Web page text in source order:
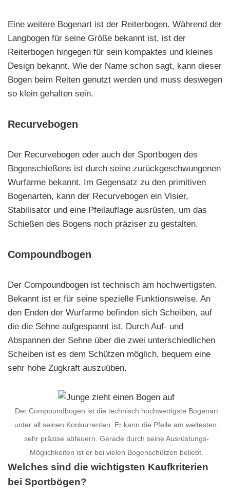
Eine weitere Bogenart ist der Reiterbogen. Während der
Langbogen für seine Größe bekannt ist, ist der
Reiterbogen hingegen für sein kompaktes und kleines
Design bekannt. Wie der Name schon sagt, kann dieser
Bogen beim Reiten genutzt werden und muss deswegen
so klein gehalten sein.
Recurvebogen
Der Recurvebogen oder auch der Sportbogen des
Bogenschießens ist durch seine zurückgeschwungenen
Wurfarme bekannt. Im Gegensatz zu den primitiven
Bogenarten, kann der Recurvebogen ein Visier,
Stabilisator und eine Pfeilauflage ausrüsten, um das
Schießen des Bogens noch präziser zu gestalten.
Compoundbogen
Der Compoundbogen ist technisch am hochwertigsten.
Bekannt ist er für seine spezielle Funktionsweise. An
den Enden der Wurfarme befinden sich Scheiben, auf
die die Sehne aufgespannt ist. Durch Auf- und
Abspannen der Sehne über die zwei unterschiedlichen
Scheiben ist es dem Schützen möglich, bequem eine
sehr hohe Zugkraft auszuüben.
Der Compoundbogen ist die technisch hochwertigste Bogenart
unter all seinen Konkurrenten. Er kann die Pfeile am weitesten,
sehr präzise abfeuern. Gerade durch seine Ausrüstungs-
Möglichkeiten ist er bei vielen Bogenschützen beliebt.
Welches sind die wichtigsten Kaufkriterien
bei Sportbögen?